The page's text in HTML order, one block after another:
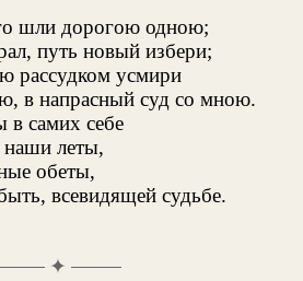
шли дорогою одною;
путь новый избери;
рассудком усмири
в напрасный суд со мною.
в самих себе
леты,
обеты,
всевидящей судьбе.
✦